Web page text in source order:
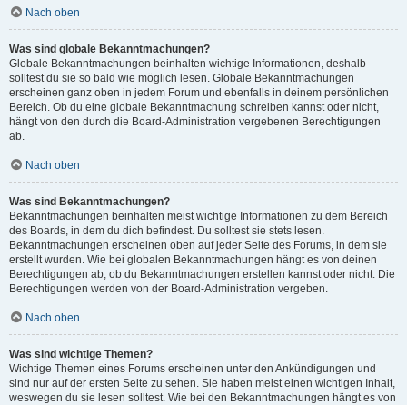
Nach oben
Was sind globale Bekanntmachungen?
Globale Bekanntmachungen beinhalten wichtige Informationen, deshalb
solltest du sie so bald wie möglich lesen. Globale Bekanntmachungen
erscheinen ganz oben in jedem Forum und ebenfalls in deinem persönlichen
Bereich. Ob du eine globale Bekanntmachung schreiben kannst oder nicht,
hängt von den durch die Board-Administration vergebenen Berechtigungen
ab.
Nach oben
Was sind Bekanntmachungen?
Bekanntmachungen beinhalten meist wichtige Informationen zu dem Bereich
des Boards, in dem du dich befindest. Du solltest sie stets lesen.
Bekanntmachungen erscheinen oben auf jeder Seite des Forums, in dem sie
erstellt wurden. Wie bei globalen Bekanntmachungen hängt es von deinen
Berechtigungen ab, ob du Bekanntmachungen erstellen kannst oder nicht. Die
Berechtigungen werden von der Board-Administration vergeben.
Nach oben
Was sind wichtige Themen?
Wichtige Themen eines Forums erscheinen unter den Ankündigungen und
sind nur auf der ersten Seite zu sehen. Sie haben meist einen wichtigen Inhalt,
weswegen du sie lesen solltest. Wie bei den Bekanntmachungen hängt es von